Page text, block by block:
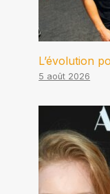
L’évolution
5 août 2026